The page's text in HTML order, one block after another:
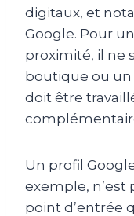
digitaux, et
Google. Pour
proximité, il ne
boutique ou un
doit être
Un profil
exemple, n’est
point d’entrée